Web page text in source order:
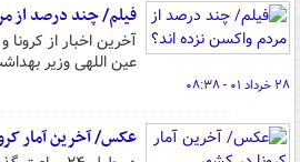
فیلم/ چند درصد از
آخرین اخبار از
عین اللهی وزیر
۲۸ خرداد ۰۱ - ۰۸:۳۸
عکس/ آخرین آمار